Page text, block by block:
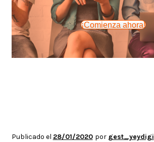
¡Comienza ahora!
Publicado el 28/01/2020 por gest_yeydigi